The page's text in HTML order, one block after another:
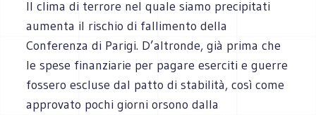
Il clima di terrore nel quale siamo precipitati
aumenta il rischio di fallimento della
Conferenza di Parigi. D’altronde, già prima che
le spese finanziarie per pagare eserciti e guerre
fossero escluse dal patto di stabilità, così come
approvato pochi giorni orsono dalla